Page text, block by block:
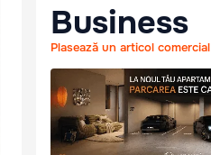
Business
Plasează un articol comercial